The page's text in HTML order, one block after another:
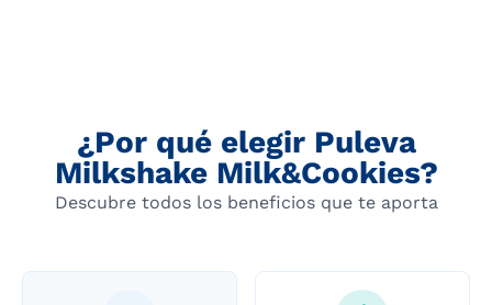
¿Por qué elegir Puleva
Milkshake Milk&Cookies?
Descubre todos los beneficios que te aporta